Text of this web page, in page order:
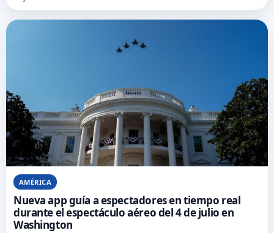
AMÉRICA
Nueva app guía a espectadores en tiempo real
durante el espectáculo aéreo del 4 de julio en
Washington